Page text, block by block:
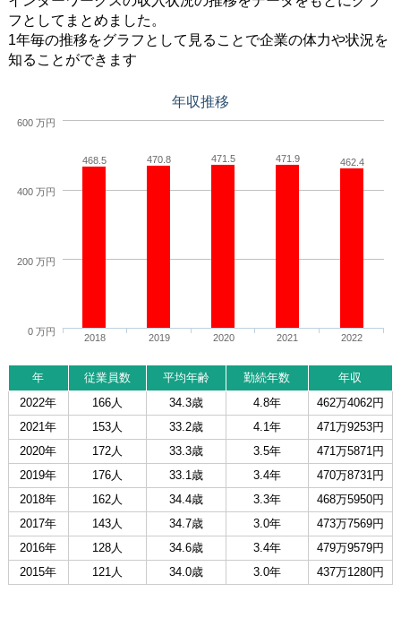
フとしてまとめました。
1年毎の推移をグラフとして見ることで企業の体力や状況を
知ることができます
年収推移
468.5 470.8 471.5 471.9 462.4
2018 2019 2020 2021 2022
0 万円
200 万円
400 万円
600 万円
年 従業員数 平均年齢 勤続年数
年収
2022年
166人 34.3歳 4.8年
462万4062円
2021年
153人 33.2歳 4.1年
471万9253円
2020年
172人 33.3歳 3.5年
471万5871円
2019年
176人 33.1歳 3.4年
470万8731円
2018年
162人 34.4歳 3.3年
468万5950円
2017年
143人 34.7歳 3.0年
473万7569円
2016年
128人 34.6歳 3.4年
479万9579円
2015年
121人 34.0歳 3.0年 437万1280円